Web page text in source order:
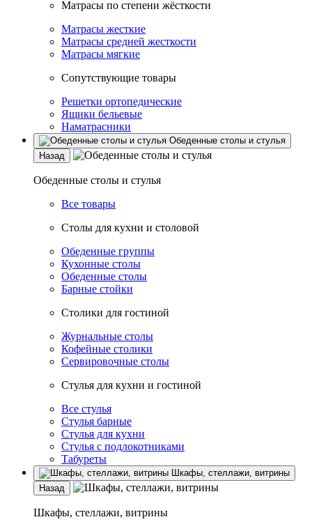
Матрасы по степени жёсткости
Матрасы жесткие
Матрасы средней жесткости
Матрасы мягкие
Сопутствующие товары
Решетки ортопедические
Ящики бельевые
Наматрасники
Обеденные столы и стулья
Назад
Обеденные столы и стулья
Все товары
Столы для кухни и столовой
Обеденные группы
Кухонные столы
Обеденные столы
Барные стойки
Столики для гостиной
Журнальные столы
Кофейные столики
Сервировочные столы
Стулья для кухни и гостиной
Все стулья
Стулья барные
Стулья для кухни
Стулья с подлокотниками
Табуреты
Шкафы, стеллажи, витрины
Назад
Шкафы, стеллажи, витрины